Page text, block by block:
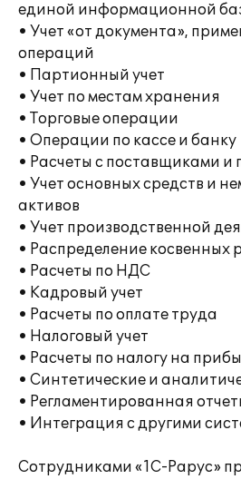
единой информационной
• Учет «от документа»,
операций
• Партионный учет
• Учет по местам хранения
• Торговые операции
• Операции по кассе и банку
• Расчеты с поставщиками и
• Учет основных средств и
активов
• Учет производственной
• Распределение косвенных
• Расчеты по НДС
• Кадровый учет
• Расчеты по оплате труда
• Налоговый учет
• Расчеты по налогу на
• Синтетические и
• Регламентированная
• Интеграция с другими
Сотрудниками «1С-Рарус»